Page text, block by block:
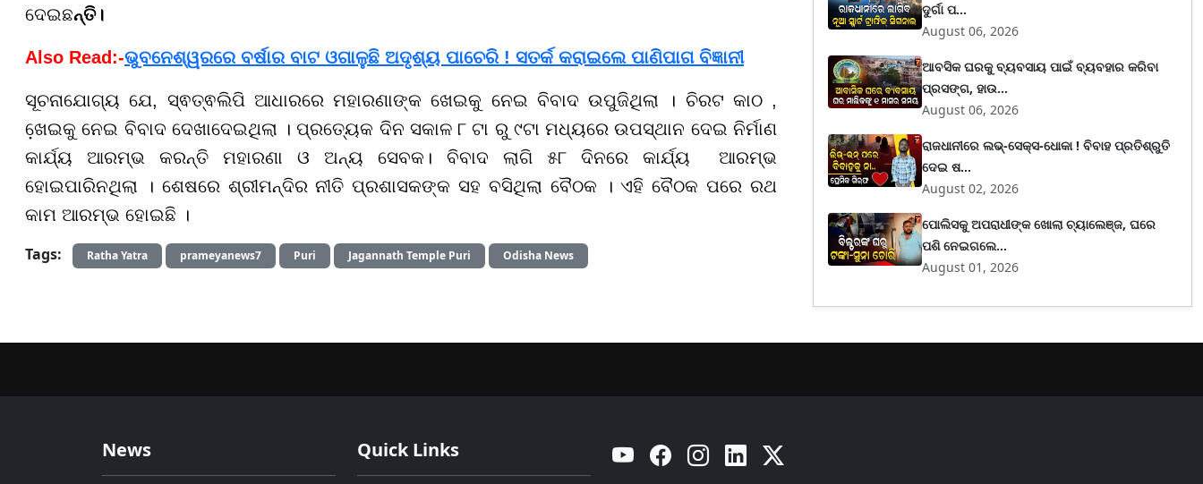
ଦେଇଛନ୍ତି।
Also Read:-ଭୁବନେଶ୍ୱରରେ ବର୍ଷାର ବାଟ ଓଗାଳୁଛି ଅଦୃଶ୍ୟ ପାଚେରି ! ସତର୍କ କରାଇଲେ ପାଣିପାଗ ବିଜ୍ଞାନୀ
ସୂଚନାଯୋଗ୍ୟ ଯେ, ସ୍ଵତ୍ଵଲିପି ଆଧାରରେ ମହାରଣାଙ୍କ ଖେଇକୁ ନେଇ ବିବାଦ ଉପୁଜିଥିଲା । ଚିରଟ କାଠ ,
ଖେ଼ଇକୁ ନେଇ ବିବାଦ ଦେଖାଦେଇଥିଲା । ପ୍ରତ୍ୟେକ ଦିନ ସକାଳ ୮ ଟା ରୁ ୯ଟା ମଧ୍ୟରେ ଉପସ୍ଥାନ ଦେଇ ନିର୍ମାଣ
କାର୍ଯ୍ୟ ଆରମ୍ଭ କରନ୍ତି ମହାରଣା ଓ ଅନ୍ୟ ସେବକ। ବିବାଦ ଲାଗି ୫୮ ଦିନରେ କାର୍ଯ୍ୟ ଆରମ୍ଭ
ହୋଇପାରିନଥିଲା । ଶେଷରେ ଶ୍ରୀମନ୍ଦିର ନୀତି ପ୍ରଶାସକଙ୍କ ସହ ବସିଥିଲା ବୈଠକ । ଏହି ବୈଠକ ପରେ ରଥ
କାମ ଆରମ୍ଭ ହୋଇଛି ।
Tags:
Ratha Yatra prameyanews7 Puri Jagannath Temple Puri Odisha News
ଦୁର୍ଗା ପ...
August 06, 2026
ଆବସିକ ଘରକୁ ବ୍ୟବସାୟ ପାଇଁ ବ୍ୟବହାର କରିବା
ପ୍ରସଙ୍ଗ, ହାଉ...
August 06, 2026
ରାଜଧାନୀରେ ଲଭ୍-ସେକ୍ସ-ଧୋକା ! ବିବାହ ପ୍ରତିଶ୍ରୁତି
ଦେଇ ଷ...
August 02, 2026
ପୋଲିସକୁ ଅପରାଧୀଙ୍କ ଖୋଲା ଚ୍ୟାଲେଞ୍ଜ, ଘରେ
ପଶି ନେଇଗଲେ...
August 01, 2026
News Quick Links YouTube Facebook Instagram